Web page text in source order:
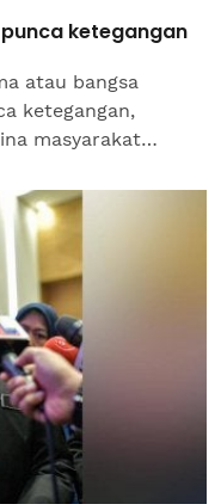
ketegangan
atau bangsa
ketegangan,
masyarakat